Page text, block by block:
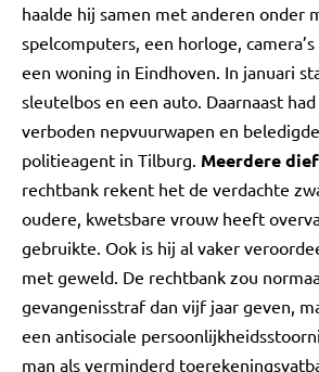
haalde hij samen met anderen onder
spelcomputers, een horloge,
een woning in Eindhoven. In januari
sleutelbos en een auto. Daarnaast
verboden nepvuurwapen en
politieagent in Tilburg. Meerdere
rechtbank rekent het de verdachte
oudere, kwetsbare vrouw heeft
gebruikte. Ook is hij al vaker
met geweld. De rechtbank zou
gevangenisstraf dan vijf jaar geven,
een antisociale
man als verminderd